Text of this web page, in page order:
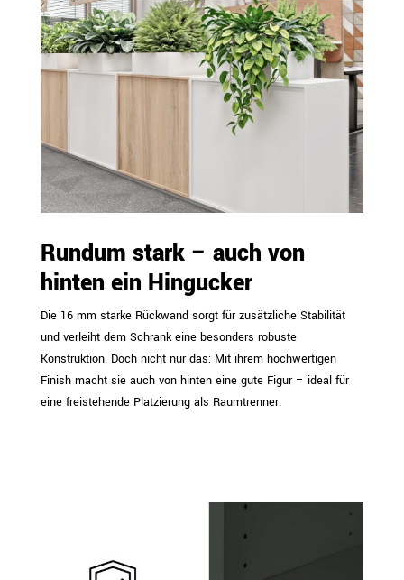
Rundum stark – auch von
hinten ein Hingucker
Die 16 mm starke Rückwand sorgt für zusätzliche Stabilität
und verleiht dem Schrank eine besonders robuste
Konstruktion. Doch nicht nur das: Mit ihrem hochwertigen
Finish macht sie auch von hinten eine gute Figur – ideal für
eine freistehende Platzierung als Raumtrenner.